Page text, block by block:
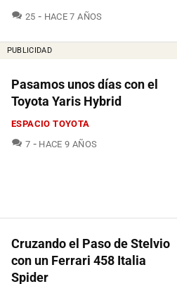
25 COMENTARIOS
HACE 7 AÑOS
PUBLICIDAD
Pasamos unos días con el
Toyota Yaris Hybrid
ESPACIO TOYOTA
7 COMENTARIOS
HACE 9 AÑOS
Cruzando el Paso de Stelvio
con un Ferrari 458 Italia
Spider